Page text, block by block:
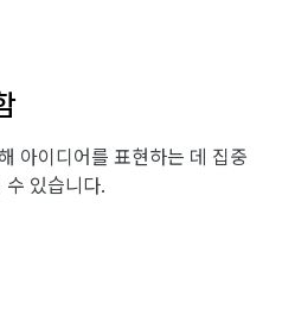
아이디어를 표현하는 데 집중
수 있습니다.